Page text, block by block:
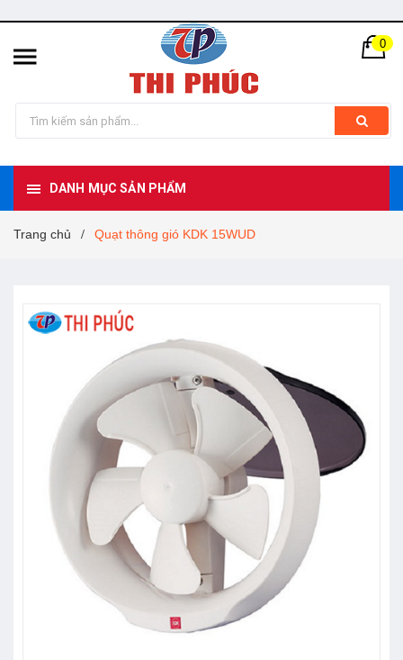
0
DANH MỤC SẢN PHẨM
Trang chủ / Quạt thông gió KDK 15WUD